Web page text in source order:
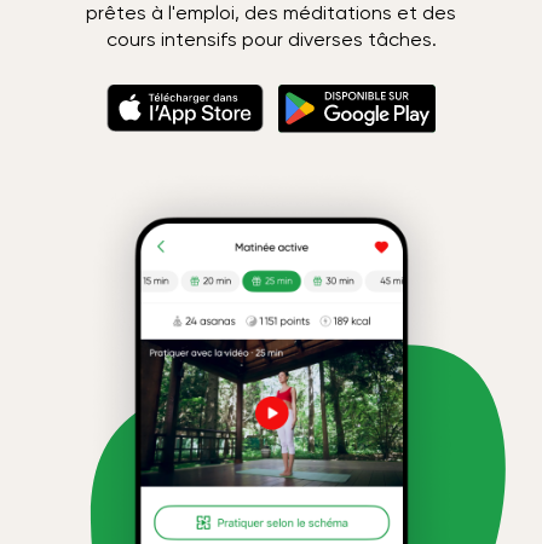
prêtes à l'emploi, des méditations et des
cours intensifs pour diverses tâches.